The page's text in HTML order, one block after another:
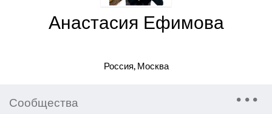
Анастасия Ефимова
Россия, Москва
Сообщества